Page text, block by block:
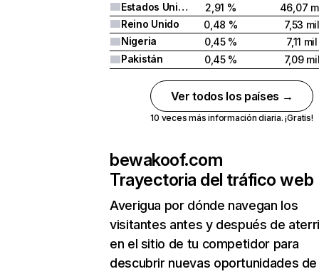
Estados Unidos
2,91 %
46,07
Reino Unido
0,48 %
7,53 mil
Nigeria
0,45 %
7,11 mil
Pakistán
0,45 % 7,09
Ver todos los países →
10 veces más información diaria. ¡Gratis!
bewakoof.com
Trayectoria del tráfico web
Averigua por dónde navegan los
visitantes antes y después de
en el sitio de tu competidor para
descubrir nuevas oportunidades de